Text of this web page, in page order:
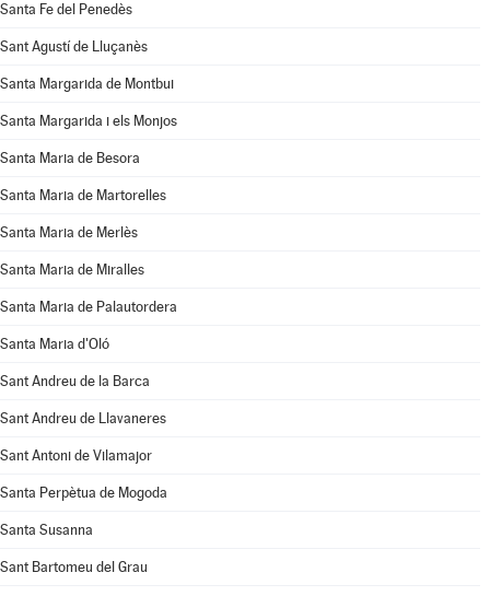
Santa Fe del Penedès
Sant Agustí de Lluçanès
Santa Margarida de Montbui
Santa Margarida i els Monjos
Santa Maria de Besora
Santa Maria de Martorelles
Santa Maria de Merlès
Santa Maria de Miralles
Santa Maria de Palautordera
Santa Maria d'Oló
Sant Andreu de la Barca
Sant Andreu de Llavaneres
Sant Antoni de Vilamajor
Santa Perpètua de Mogoda
Santa Susanna
Sant Bartomeu del Grau